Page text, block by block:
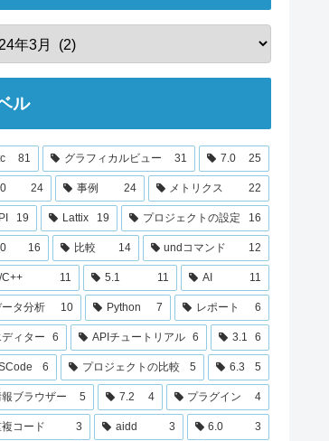
ル
81 グラフィカルビュー 31 7.0 25
24 事例 24 メトリクス 22
19 Lattix 19 プロジェクトの設定 16
16 比較 14 undコマンド 12
11 5.1 11 AI 11
タ分析 10 Python 7 レポート 6
ディター 6 APIチュートリアル 6 3.1 6
6 プロジェクトの比較 5 6.3 5
ブラウザー 5 7.2 4 プラグイン 4
コード 3 aidd 3 6.0 3